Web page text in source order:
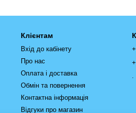
Клієнтам
Вхід до кабінету
Про нас
Оплата і доставка
Обмін та повернення
Контактна інформація
Відгуки про магазин
.